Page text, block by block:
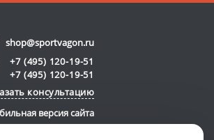
shop@sportvagon.ru
+7 (495) 120-19-51
+7 (495) 120-19-51
консультацию
версия сайта